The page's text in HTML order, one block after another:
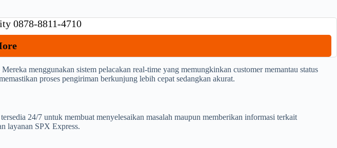
0878-8811-4710
menggunakan sistem pelacakan real-time yang memungkinkan customer memantau status
proses pengiriman berkunjung lebih cepat sedangkan akurat.
24/7 untuk membuat menyelesaikan masalah maupun memberikan informasi terkait
layanan SPX Express.